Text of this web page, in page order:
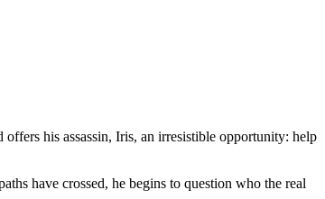
his assassin, Iris, an irresistible opportunity: help
have crossed, he begins to question who the real